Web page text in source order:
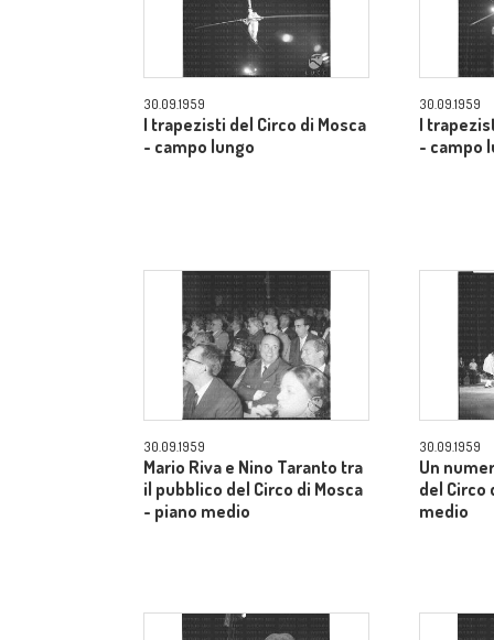
30.09.1959
I trapezisti del Circo di Mosca
- campo lungo
30.09.1959
I
- campo
30.09.1959
Mario Riva e Nino Taranto tra
il pubblico del Circo di Mosca
- piano medio
30.09.1959
Un
del Circo
medio